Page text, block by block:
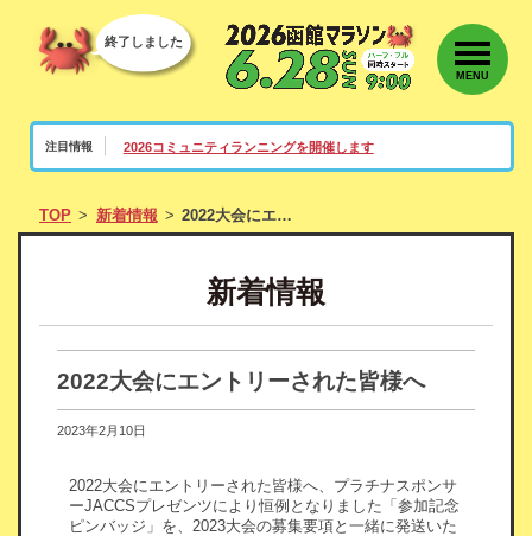
MENU
注目情報 2026コミュニティランニングを開催します
終了しました
TOP 新着情報 2022大会にエントリーされた皆様へ
新着情報
2022大会にエントリーされた皆様へ
2023年2月10日
2022大会にエントリーされた皆様へ、プラチナスポンサ
ーJACCSプレゼンツにより恒例となりました「参加記念
ピンバッジ」を、2023大会の募集要項と一緒に発送いた